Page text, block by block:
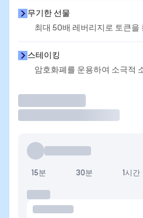
무기한 선물
최대 50배 레버리지로 토큰을
스테이킹
암호화폐를 운용하여 소극적
15분 30분 1시간